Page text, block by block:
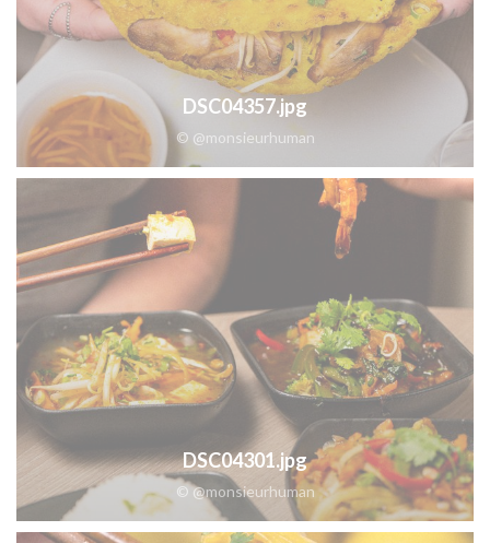
DSC04357.jpg
© @monsieurhuman
DSC04301.jpg
© @monsieurhuman